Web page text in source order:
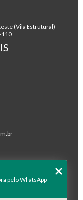
(Vila Estrutural)
110
pelo WhatsApp